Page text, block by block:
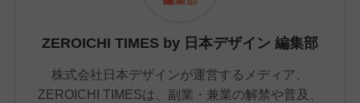
ZEROICHI TIMES by 日本デザイン 編集部
株式会社日本デザインが運営するメディア、
ZEROICHI TIMESは、副業・兼業の解禁や普及、